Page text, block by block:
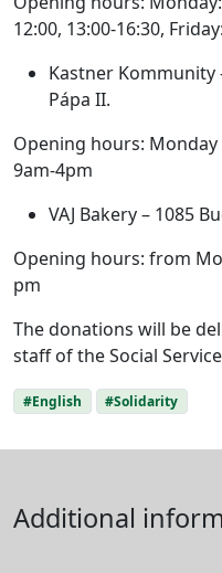
12:00, 13:00-16:30,
Kastner Kommunity
Pápa II.
Opening hours:
9am-4pm
VAJ Bakery – 1085
Opening hours: from
pm
The donations will be
staff of the Social
#English #Solidarity
Additional